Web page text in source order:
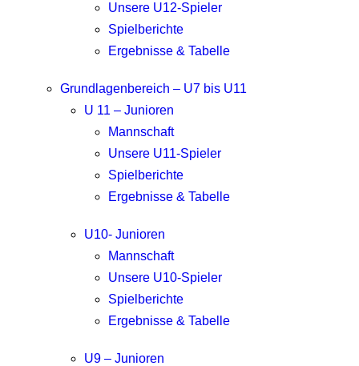
Unsere U12-Spieler
Spielberichte
Ergebnisse & Tabelle
Grundlagenbereich – U7 bis U11
U 11 – Junioren
Mannschaft
Unsere U11-Spieler
Spielberichte
Ergebnisse & Tabelle
U10- Junioren
Mannschaft
Unsere U10-Spieler
Spielberichte
Ergebnisse & Tabelle
U9 – Junioren